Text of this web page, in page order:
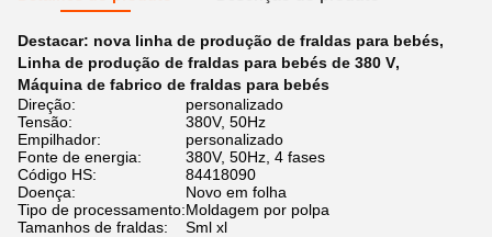
Destacar: nova linha de produção de fraldas para bebés,
Linha de produção de fraldas para bebés de 380 V,
Máquina de fabrico de fraldas para bebés
Direção:
personalizado
Tensão:
380V, 50Hz
Empilhador:
personalizado
Fonte de energia:
380V, 50Hz, 4 fases
Código HS:
84418090
Doença:
Novo em folha
Tipo de processamento:Moldagem por polpa
Tamanhos de fraldas:
Sml xl